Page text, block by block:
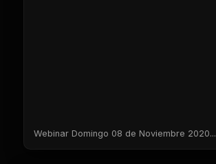
Webinar Domingo 08 de Noviembre 2020...